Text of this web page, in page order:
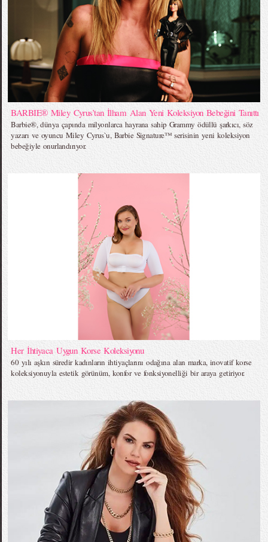
BARBIE® Miley Cyrus’tan İlham Alan Yeni Koleksiyon Bebeğini Tanıttı
Barbie®, dünya çapında milyonlarca hayrana sahip Grammy ödüllü şarkıcı, söz
yazarı ve oyuncu Miley Cyrus`u, Barbie Signature™ serisinin yeni koleksiyon
bebeğiyle onurlandırıyor.
Her İhtiyaca Uygun Korse Koleksiyonu
60 yılı aşkın süredir kadınların ihtiyaçlarını odağına alan marka, inovatif korse
koleksiyonuyla estetik görünüm, konfor ve fonksiyonelliği bir araya getiriyor.